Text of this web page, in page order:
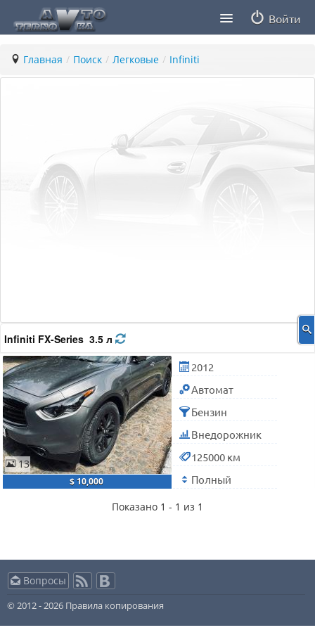
Войти
Статьи
Главная / Поиск / Легковые / Infiniti
Infiniti FX-Series 3.5 л
13
$ 10,000
2012
Автомат
Бензин
Внедорожник
125000 км
Полный
Показано 1 - 1 из 1
Вопросы
© 2012 - 2026 Правила копирования